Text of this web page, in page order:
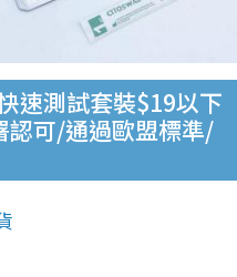
速測試套裝$19以下
認可/通過歐盟標準/